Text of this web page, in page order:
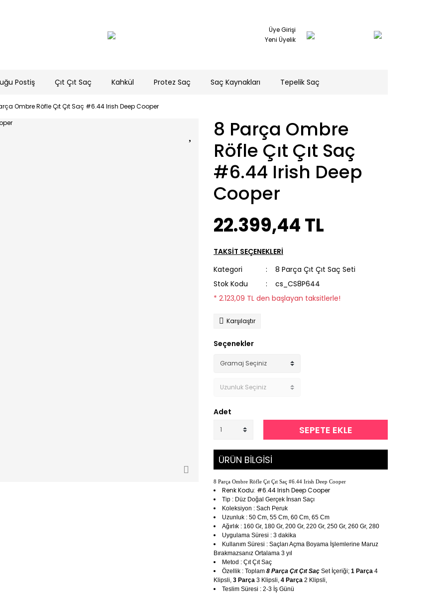
Üye Girişi
Yeni Üyelik
Postiş Çıt Çıt Saç Kahkül Protez Saç Saç Kaynakları Tepelik Saç
Ombre Röfle Çıt Çıt Saç #6.44 Irish Deep Cooper
8 Parça Ombre
Röfle Çıt Çıt Saç
#6.44 Irish Deep
Cooper
22.399,44 TL
TAKSİT SEÇENEKLERİ
Kategori
8 Parça Çıt Çıt Saç Seti
Stok Kodu
cs_CS8P644
* 2.123,09 TL den başlayan taksitlerle!
Karşılaştır
Seçenekler
Adet
SEPETE EKLE
ÜRÜN BİLGİSİ
8 Parça Ombre Röfle Çıt Çıt Saç #6.44 Irish Deep Cooper
Renk Kodu: #6.44 Irish Deep Cooper
Tip : Düz Doğal Gerçek İnsan Saçı
Koleksiyon : Sach Peruk
Uzunluk : 50 Cm, 55 Cm, 60 Cm, 65 Cm
Ağırlık : 160 Gr, 180 Gr, 200 Gr, 220 Gr, 250 Gr, 260 Gr, 280
Uygulama Süresi : 3 dakika
Kullanım Süresi : Saçları Açma Boyama İşlemlerine Maruz
Bırakmazsanız Ortalama 3 yıl
Metod : Çıt Çıt Saç
Özellik : Toplam 8 Parça Çıt Çıt Saç Set İçeriği; 1 Parça 4
Klipsli, 3 Parça 3 Klipsli, 4 Parça 2 Klipsli,
Teslim Süresi : 2-3 İş Günü